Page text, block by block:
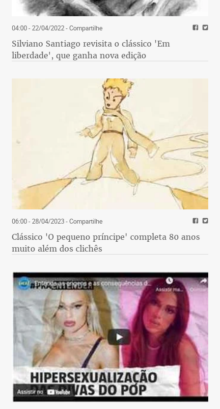
04:00 - 22/04/2022- Compartilhe
Silviano Santiago revisita o clássico 'Em
liberdade', que ganha nova edição
06:00 - 28/04/2023- Compartilhe
Clássico 'O pequeno príncipe' completa 80 anos
muito além dos clichês